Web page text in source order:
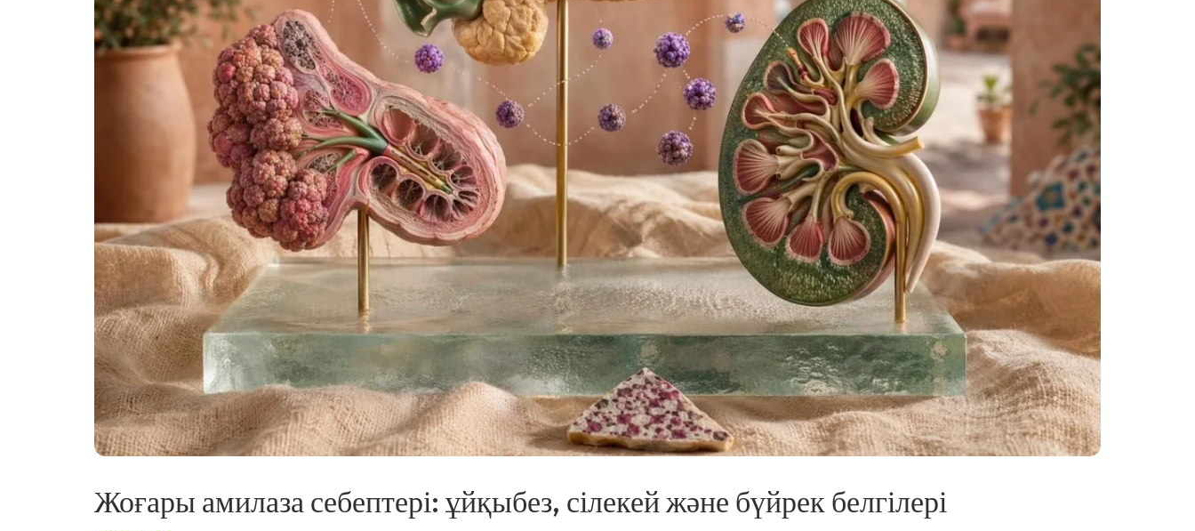
Жоғары амилаза себептері: ұйқыбез, сілекей және бүйрек белгілері